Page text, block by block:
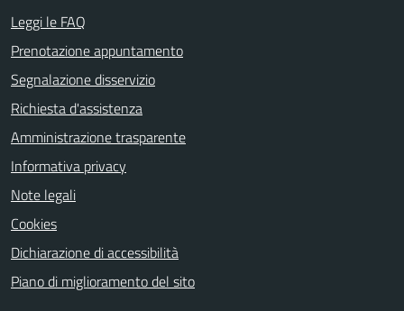
Leggi le FAQ
Prenotazione appuntamento
Segnalazione disservizio
Richiesta d'assistenza
Amministrazione trasparente
Informativa privacy
Note legali
Cookies
Dichiarazione di accessibilità
Piano di miglioramento del sito